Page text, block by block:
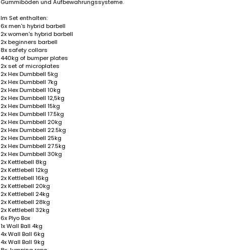
Gummiböden und Aufbewahrungssysteme.
Im Set enthalten:
6x men's hybrid barbell
2x women's hybrid barbell
2x beginners barbell
8x safety collars
440kg of bumper plates
2x set of microplates
2x Hex Dumbbell 5kg
2x Hex Dumbbell 7kg
2x Hex Dumbbell 10kg
2x Hex Dumbbell 12,5kg
2x Hex Dumbbell 15kg
2x Hex Dumbbell 17.5kg
2x Hex Dumbbell 20kg
2x Hex Dumbbell 22.5kg
2x Hex Dumbbell 25kg
2x Hex Dumbbell 27.5kg
2x Hex Dumbbell 30kg
2x Kettlebell 8kg
2x Kettlebell 12kg
2x Kettlebell 16kg
2x Kettlebell 20kg
2x Kettlebell 24kg
2x Kettlebell 28kg
2x Kettlebell 32kg
6x Plyo Box
1x Wall Ball 4kg
4x Wall Ball 6kg
4x Wall Ball 9kg